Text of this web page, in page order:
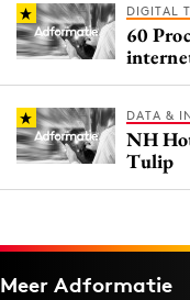
DIGITAL
60
DATA &
NH
Tulip
Meer Adformatie